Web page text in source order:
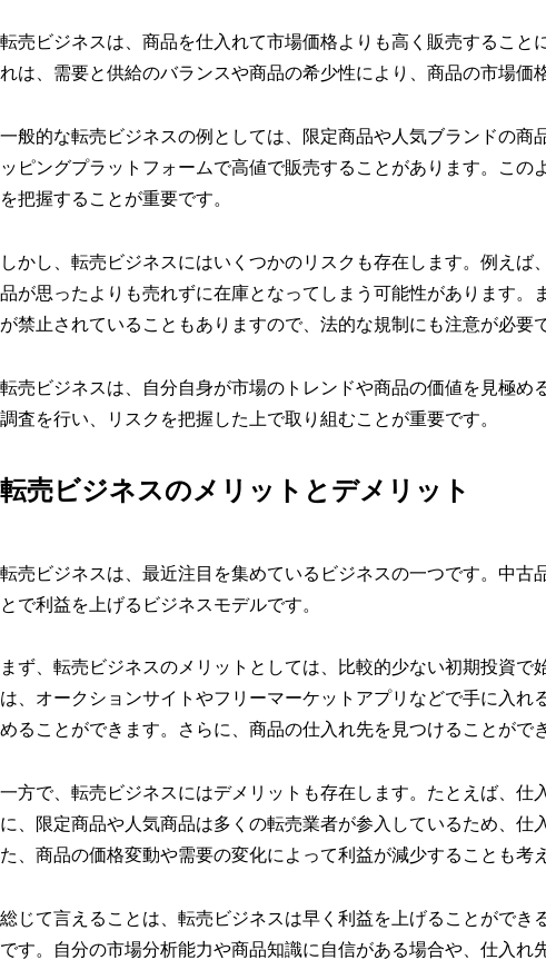
転売ビジネスは、商品を仕入れて市場価格よりも高く販売すること
れは、需要と供給のバランスや商品の希少性により、商品の市場価
一般的な転売ビジネスの例としては、限定商品や人気ブランドの商
ッピングプラットフォームで高値で販売することがあります。こ
を把握することが重要です。
しかし、転売ビジネスにはいくつかのリスクも存在します。例え
品が思ったよりも売れずに在庫となってしまう可能性があります
が禁止されていることもありますので、法的な規制にも注意が必要
転売ビジネスは、自分自身が市場のトレンドや商品の価値を見極
調査を行い、リスクを把握した上で取り組むことが重要です。
転売ビジネスのメリットとデメリット
転売ビジネスは、最近注目を集めているビジネスの一つです。中古
とで利益を上げるビジネスモデルです。
まず、転売ビジネスのメリットとしては、比較的少ない初期投資
は、オークションサイトやフリーマーケットアプリなどで手に入
めることができます。さらに、商品の仕入れ先を見つけることがで
一方で、転売ビジネスにはデメリットも存在します。たとえば、
に、限定商品や人気商品は多くの転売業者が参入しているため、仕
た、商品の価格変動や需要の変化によって利益が減少することも考
総じて言えることは、転売ビジネスは早く利益を上げることができ
です。自分の市場分析能力や商品知識に自信がある場合や、仕入